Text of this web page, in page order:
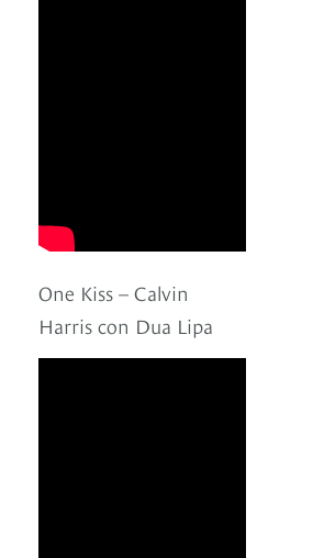
One Kiss – Calvin
Harris con Dua Lipa